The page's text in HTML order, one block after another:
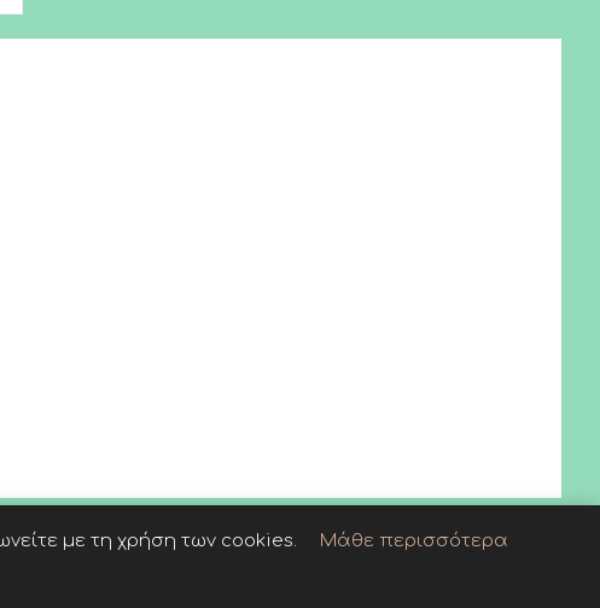
με τη χρήση των cookies. Μάθε περισσότερα